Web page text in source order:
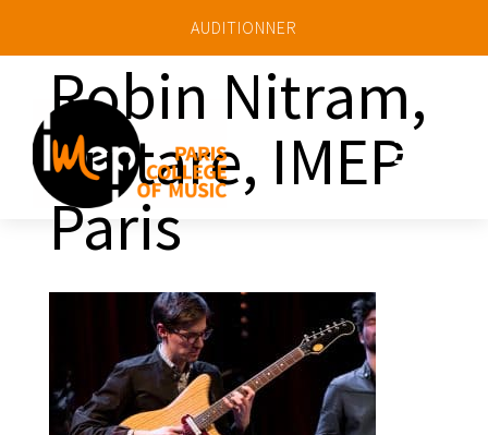
a
AUDITIONNER
Robin Nitram,
guitare, IMEP
Paris